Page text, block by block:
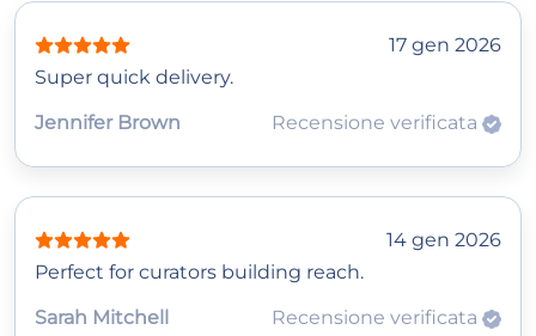
17 gen 2026
Super quick delivery.
Jennifer Brown
Recensione verificata
14 gen 2026
Perfect for curators building reach.
Sarah Mitchell
Recensione verificata